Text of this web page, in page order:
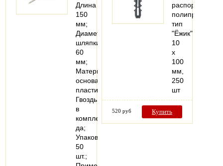
Длина
150
мм;
Диаметр
шляпки
60
мм;
Материал
основания
пластик;
Гвоздь
в
комплекте
да;
Упаковка
50
шт.;
распорный
тип
"Ёжик",
10
x
100
мм,
250
шт
520 руб Купить